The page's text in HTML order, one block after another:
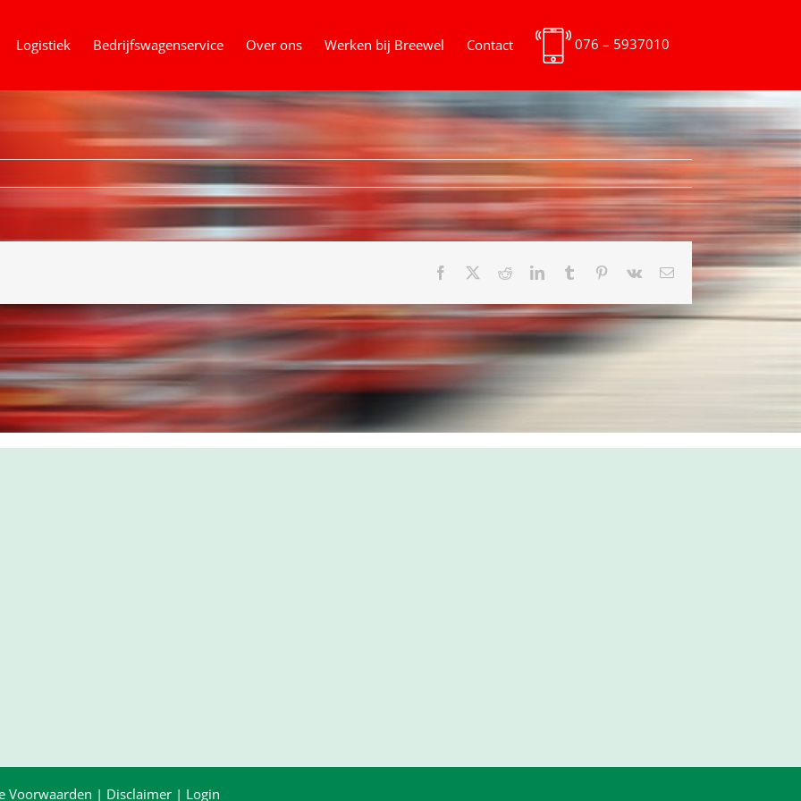
Logistiek Bedrijfswagenservice Over ons Werken bij Breewel Contact 076 – 5937010
Facebook RedditLinkedInTumblr Pinterest
Vk
E-
mail
Voorwaarden | Disclaimer | Login